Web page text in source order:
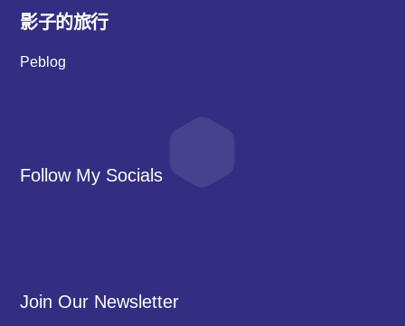
影子的旅行
Peblog
Follow My Socials
Join Our Newsletter